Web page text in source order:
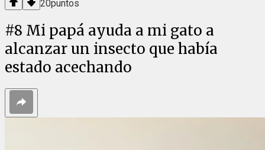
20puntos
#8 Mi papá ayuda a mi gato a
alcanzar un insecto que había
estado acechando